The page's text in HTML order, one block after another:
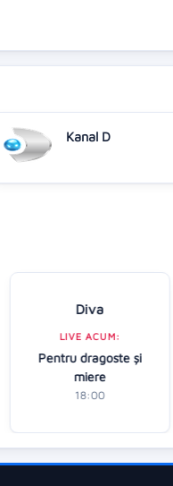
Kanal D
Diva
LIVE ACUM:
Pentru dragoste și
miere
18:00